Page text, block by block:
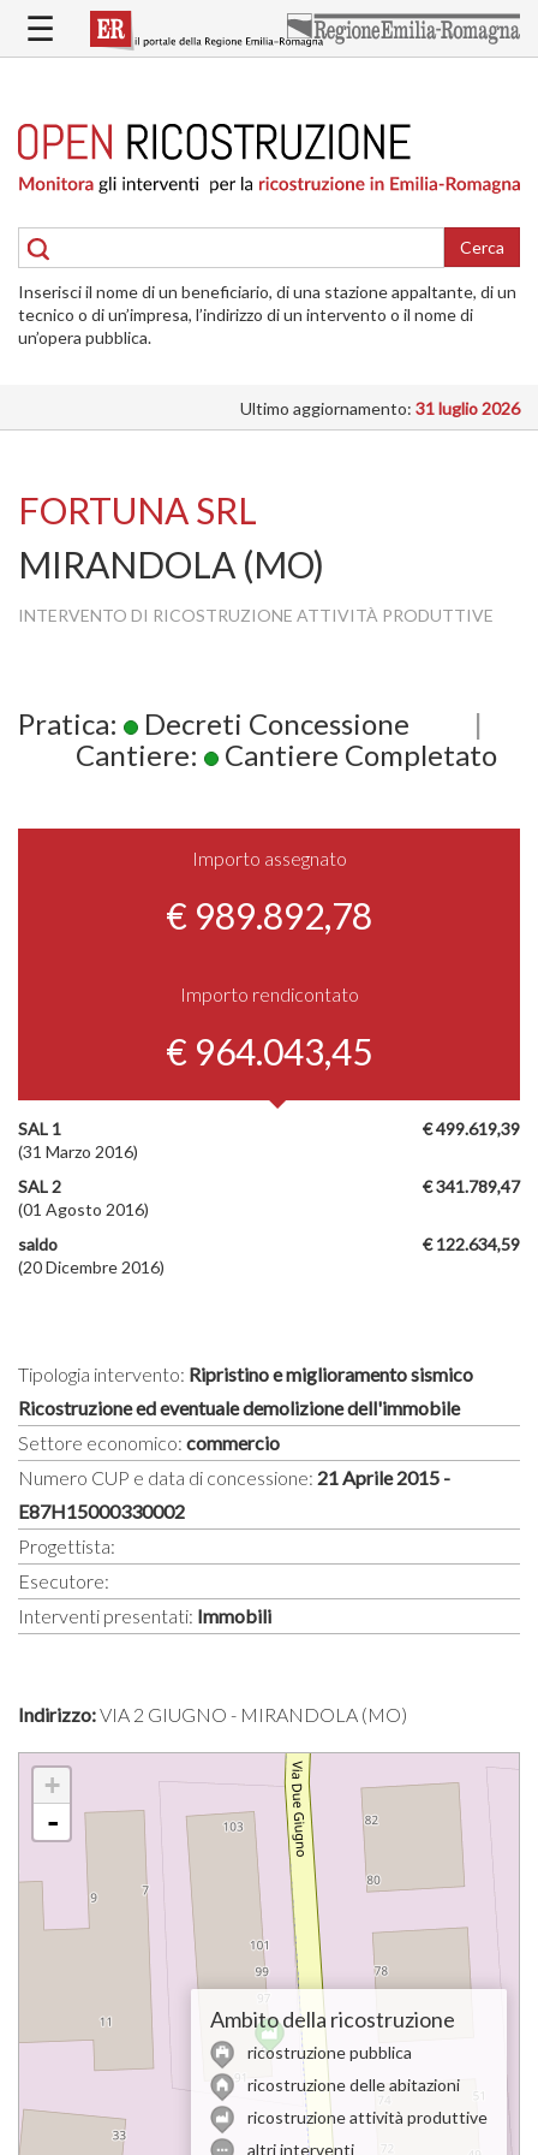
contenuto
RICOSTRUZIONE
PUBBLICA
DELLE
ABITAZIONI
RICOSTRUZIONE
ATTIVITÀ
INTERVENTI
SI
☰
Cerca
Inserisci il nome di un beneficiario, di una stazione appaltante, di un
tecnico o di un’impresa, l’indirizzo di un intervento o il nome di
un’opera pubblica.
Ultimo aggiornamento: 31 luglio 2026
FORTUNA SRL
MIRANDOLA (MO)
INTERVENTO DI RICOSTRUZIONE ATTIVITÀ PRODUTTIVE
Pratica: Decreti Concessione
|
Cantiere:
Cantiere Completato
Importo assegnato
€ 989.892,78
Importo rendicontato
€ 964.043,45
€ 499.619,39
SAL 1
(31 Marzo 2016)
€ 341.789,47
SAL 2
(01 Agosto 2016)
€ 122.634,59
saldo
(20 Dicembre 2016)
Tipologia intervento: Ripristino e miglioramento sismico
Ricostruzione ed eventuale demolizione dell'immobile
Settore economico: commercio
Numero CUP e data di concessione: 21 Aprile 2015 -
E87H15000330002
Progettista:
Esecutore:
Interventi presentati: Immobili
Indirizzo:VIA 2 GIUGNO - MIRANDOLA (MO)
+
-
Ambito della ricostruzione
ricostruzione pubblica
ricostruzione delle abitazioni
ricostruzione attività produttive
altri interventi